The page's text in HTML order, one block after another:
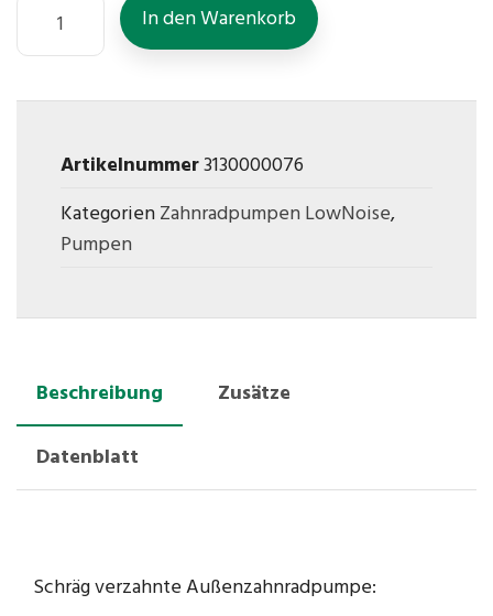
In den Warenkorb
Artikelnummer3130000076
KategorienZahnradpumpen LowNoise,
Pumpen
Beschreibung
Zusätze
Datenblatt
Schräg verzahnte Außenzahnradpumpe: